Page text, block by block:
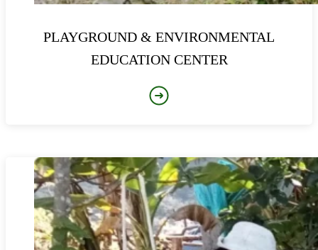
PLAYGROUND & ENVIRONMENTAL
EDUCATION CENTER